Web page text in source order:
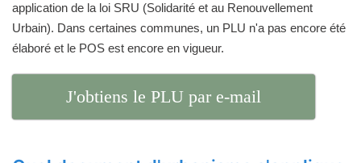
application de la loi SRU (Solidarité et au Renouvellement
Urbain). Dans certaines communes, un PLU n'a pas encore été
élaboré et le POS est encore en vigueur.
J'obtiens le PLU par e-mail